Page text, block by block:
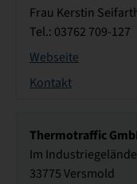
Frau Kerstin
Tel.: 03762 709-127
Webseite
Kontakt
Thermotraffic
Im
33775 Versmold